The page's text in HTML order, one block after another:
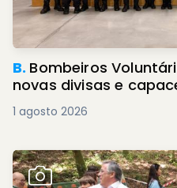
B. Bombeiros
novas divisas e
1 agosto 2026